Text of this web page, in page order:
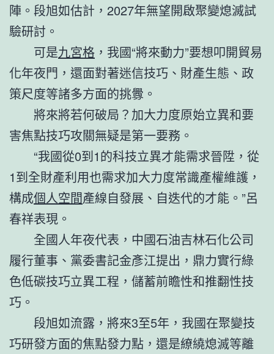
陣。段旭如估計，2027年無望開啟聚變熄滅試
驗研討。
可是九宮格 ，我國“將來動力”要想叩開貿易
化年夜門，還面對著迷信技巧、財產生態、政
策尺度等諸多方面的挑釁。
將來將若何破局？加大力度原始立異和要
害焦點技巧攻關無疑是第一要務。
“我國從0到1的科技立異才能需求晉陞，從
1到全財產利用也需求加大力度常識產權維護，
構成個人空間產線自發展、自迭代的才能。”呂
春祥表現。
全國人年夜代表，中國石油吉林石化公司
履行董事、黨委書記金彥江提出，鼎力實行綠
色低碳技巧立異工程，儲蓄前瞻性和推翻性技
巧。
段旭如流露，將來3至5年，我國在聚變技
巧研發方面的焦點發力點，還是繚繞熄滅等離